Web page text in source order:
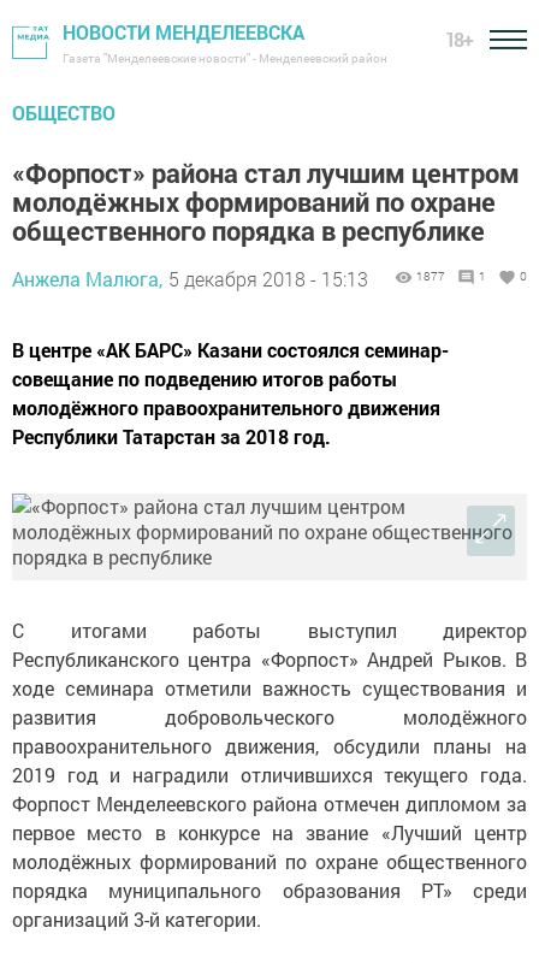
НОВОСТИ МЕНДЕЛЕЕВСКА
Газета "Менделеевские новости" - Менделеевский район
18+
ОБЩЕСТВО
«Форпост» района стал лучшим центром
молодёжных формирований по охране
общественного порядка в республике
Анжела Малюга, 5 декабря 2018 - 15:13 1877 1 0
В центре «АК БАРС» Казани состоялся семинар-
совещание по подведению итогов работы
молодёжного правоохранительного движения
Республики Татарстан за 2018 год.
С итогами работы выступил директор
Республиканского центра «Форпост» Андрей Рыков. В
ходе семинара отметили важность существования и
развития добровольческого молодёжного
правоохранительного движения, обсудили планы на
2019 год и наградили отличившихся текущего года.
Форпост Менделеевского района отмечен дипломом за
первое место в конкурсе на звание «Лучший центр
молодёжных формирований по охране общественного
порядка муниципального образования РТ» среди
организаций 3-й категории.